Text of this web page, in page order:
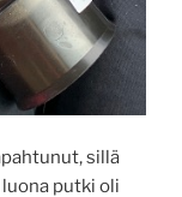
sillä
putki oli